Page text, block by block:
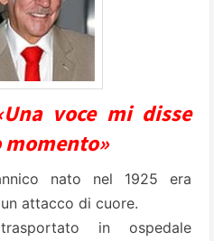
voce mi disse
momento»
nato nel 1925 era
attacco di cuore.
in ospedale